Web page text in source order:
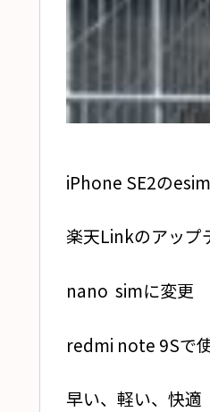
iPhone SE2の
楽天Linkのアップ
nano simに変更
redmi note 9Sで
早い、軽い、快適